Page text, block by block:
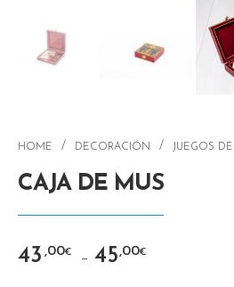
HOME / DECORACIÓN / JUEGOS
CAJA DE MUS
43 ,00€ – 45,00€